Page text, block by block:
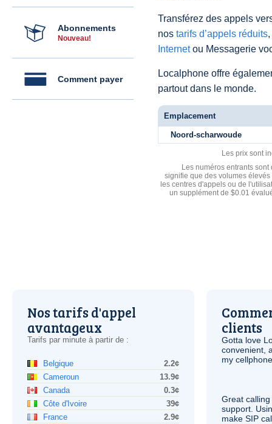
Abonnements
Nouveau!
Comment payer
Transférez des appels
nos tarifs d’appels réduits
Internetou Messagerie
Localphone offre
partout dans le monde.
Emplacement
Noord-scharwoude
Les prix sont
Les numéros entrants
signifie que des volumes
les centres d'appels ou de
un supplément de $0.01
Nos tarifs d'appel
avantageux
Tarifs par minute à partir de :
Belgique
2.2¢
Cameroun
13.9¢
Canada
0.3¢
Côte d'Ivoire
39¢
France
2.9¢
clients
Gotta love
convenient,
my
Great
support.
make SIP